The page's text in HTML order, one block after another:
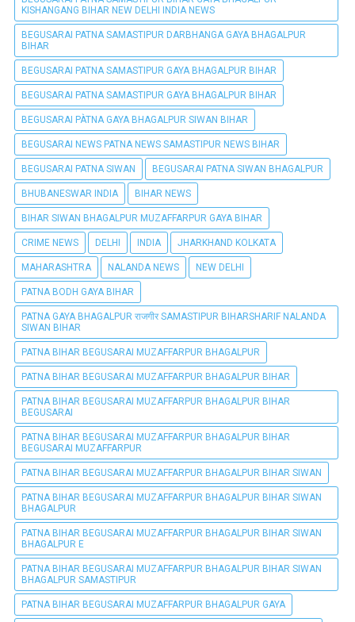
KISHANGANG BIHAR NEW DELHI INDIA NEWS
BEGUSARAI PATNA SAMASTIPUR DARBHANGA GAYA BHAGALPUR
BIHAR
BEGUSARAI PATNA SAMASTIPUR GAYA BHAGALPUR BIHAR
BEGUSARAI PATNA SAMASTIPUR GAYA BHAGALPUR BIHAR
BEGUSARAI PÀTNA GAYA BHAGALPUR SIWAN BIHAR
BEGUSARAI NEWS PATNA NEWS SAMASTIPUR NEWS BIHAR
BEGUSARAI PATNA SIWAN BEGUSARAI PATNA SIWAN BHAGALPUR
BHUBANESWAR INDIA BIHAR NEWS
BIHAR SIWAN BHAGALPUR MUZAFFARPUR GAYA BIHAR
CRIME NEWS DELHI INDIA JHARKHAND KOLKATA
MAHARASHTRA NALANDA NEWS NEW DELHI
PATNA BODH GAYA BIHAR
PATNA GAYA BHAGALPUR राजगीर SAMASTIPUR BIHARSHARIF NALANDA
SIWAN BIHAR
PATNA BIHAR BEGUSARAI MUZAFFARPUR BHAGALPUR
PATNA BIHAR BEGUSARAI MUZAFFARPUR BHAGALPUR BIHAR
PATNA BIHAR BEGUSARAI MUZAFFARPUR BHAGALPUR BIHAR
BEGUSARAI
PATNA BIHAR BEGUSARAI MUZAFFARPUR BHAGALPUR BIHAR
BEGUSARAI MUZAFFARPUR
PATNA BIHAR BEGUSARAI MUZAFFARPUR BHAGALPUR BIHAR SIWAN
PATNA BIHAR BEGUSARAI MUZAFFARPUR BHAGALPUR BIHAR SIWAN
BHAGALPUR
PATNA BIHAR BEGUSARAI MUZAFFARPUR BHAGALPUR BIHAR SIWAN
BHAGALPUR E
PATNA BIHAR BEGUSARAI MUZAFFARPUR BHAGALPUR BIHAR SIWAN
BHAGALPUR SAMASTIPUR
PATNA BIHAR BEGUSARAI MUZAFFARPUR BHAGALPUR GAYA